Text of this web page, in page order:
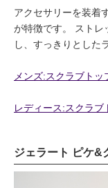
アクセサリーを装着
が特徴です。 ストレ
し、すっきりとした
メンズ:スクラブト
レディース:スクラ
ジェラート ピケ&